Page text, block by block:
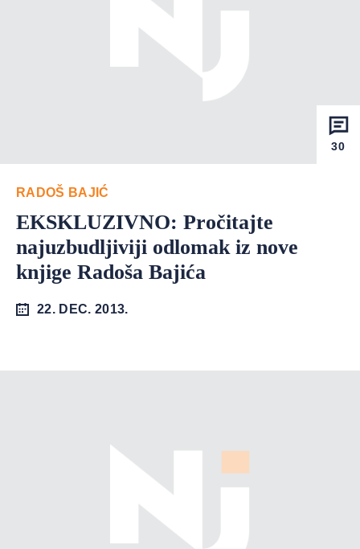
30
RADOŠ BAJIĆ
EKSKLUZIVNO: Pročitajte
najuzbudljiviji odlomak iz nove
knjige Radoša Bajića
22. DEC. 2013.